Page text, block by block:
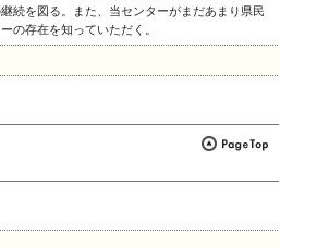
続を図る。また、当センターがまだあまり県民
の存在を知っていただく。